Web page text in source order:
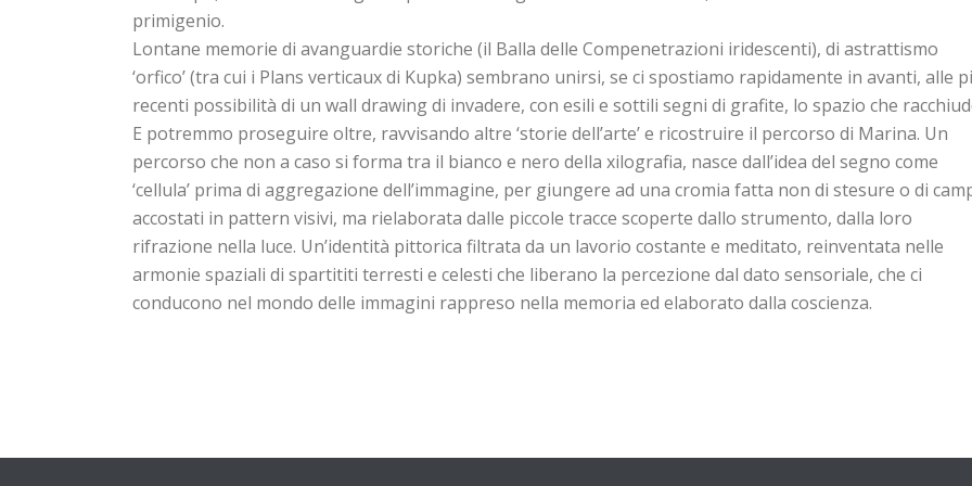
primigenio.
Lontane memorie di avanguardie storiche (il Balla delle Compenetrazioni iridescenti), di astrattismo
‘orfico’ (tra cui i Plans verticaux di Kupka) sembrano unirsi, se ci spostiamo rapidamente in avanti, alle
recenti possibilità di un wall drawing di invadere, con esili e sottili segni di grafite, lo spazio che
E potremmo proseguire oltre, ravvisando altre ‘storie dell’arte’ e ricostruire il percorso di Marina. Un
percorso che non a caso si forma tra il bianco e nero della xilografia, nasce dall’idea del segno come
‘cellula’ prima di aggregazione dell’immagine, per giungere ad una cromia fatta non di stesure o di
accostati in pattern visivi, ma rielaborata dalle piccole tracce scoperte dallo strumento, dalla loro
rifrazione nella luce. Un’identità pittorica filtrata da un lavorio costante e meditato, reinventata nelle
armonie spaziali di spartititi terresti e celesti che liberano la percezione dal dato sensoriale, che ci
conducono nel mondo delle immagini rappreso nella memoria ed elaborato dalla coscienza.